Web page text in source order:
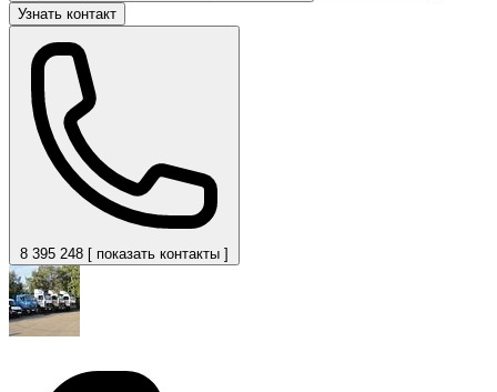
Узнать контакт
8 395 248 [ показать контакты ]